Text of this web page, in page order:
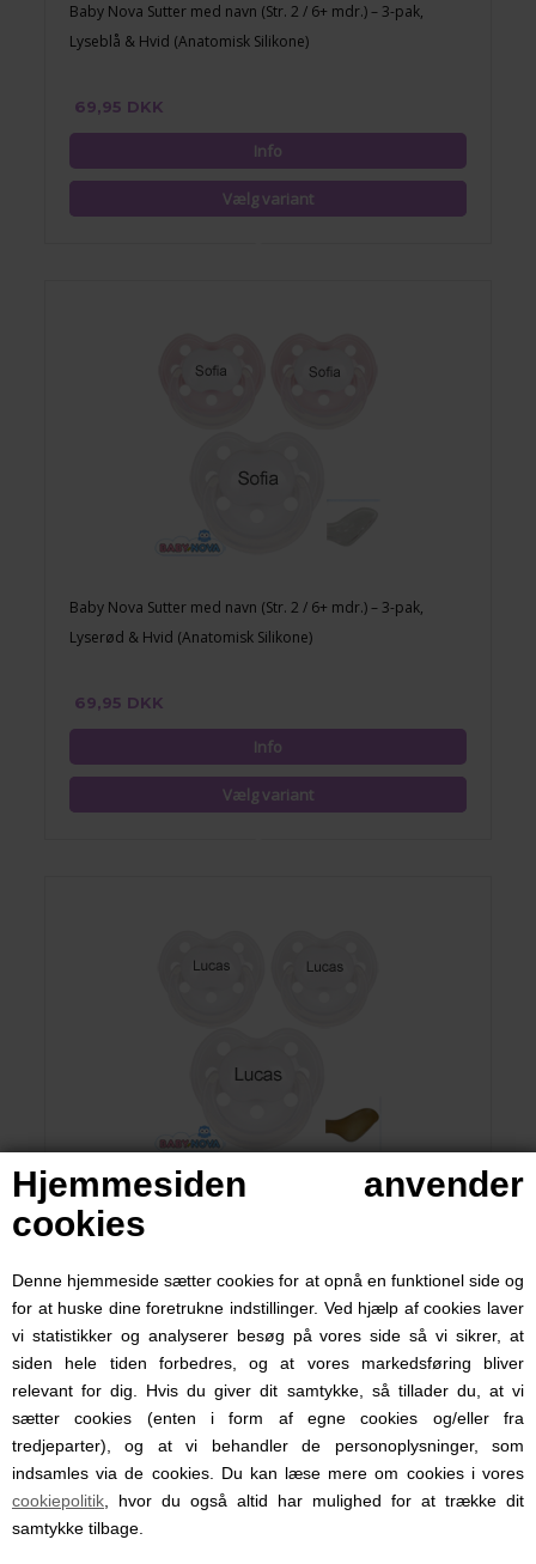
Hjemmesiden anvender
cookies
Denne hjemmeside sætter cookies for at opnå en funktionel side og
for at huske dine foretrukne indstillinger. Ved hjælp af cookies laver
vi statistikker og analyserer besøg på vores side så vi sikrer, at
siden hele tiden forbedres, og at vores markedsføring bliver
relevant for dig. Hvis du giver dit samtykke, så tillader du, at vi
sætter cookies (enten i form af egne cookies og/eller fra
tredjeparter), og at vi behandler de personoplysninger, som
indsamles via de cookies. Du kan læse mere om cookies i vores
cookiepolitik , hvor du også altid har mulighed for at trække dit
samtykke tilbage.
Baby Nova Sutter med navn (Str. 2 / 6+ mdr.) – 3-pak,
Lyseblå & Hvid (Anatomisk Silikone)
69,95 DKK
Baby Nova Sutter med navn (Str. 2 / 6+ mdr.) – 3-pak,
Lyserød & Hvid (Anatomisk Silikone)
69,95 DKK
Baby Nova Sutter med navn (Str. 2 / 6+ mdr.) – 3-pak,
Hvide (Anatomisk Latex)
69,95 DKK